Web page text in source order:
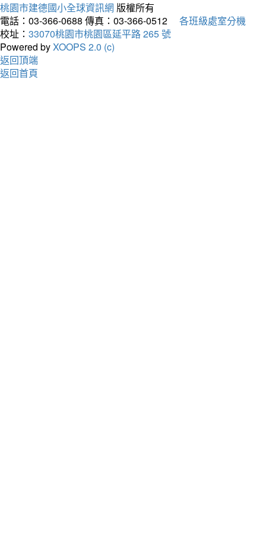
桃園市建德國小全球資訊網 版權所有
電話：03-366-0688 傳真：03-366-0512
各班級處室分機
校址： 33070桃園市桃園區延平路 265 號
Powered byXOOPS 2.0 (c)
返回頂端
返回首頁